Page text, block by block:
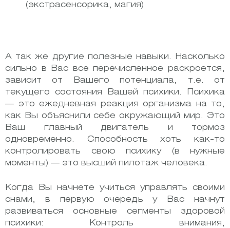
(экстрасенсорика, магия)
А так же другие полезные навыки. Насколько
сильно в Вас все перечисленное раскроется,
зависит от Вашего потенциала, т.е. от
текущего состояния Вашей психики. Психика
— это ежедневная реакция организма на то,
как Вы объяснили себе окружающий мир. Это
Ваш главный двигатель и тормоз
одновременно. Способность хоть как-то
контролировать свою психику (в нужные
моменты) — это высший пилотаж человека.
Когда Вы начнете учиться управлять своими
снами, в первую очередь у Вас начнут
развиваться основные сегменты здоровой
психики: Контроль внимания,